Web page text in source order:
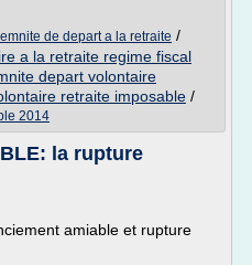
de depart a la retraite /
a la retraite regime fiscal
depart volontaire
retraite imposable /
2014
la rupture
amiable et rupture